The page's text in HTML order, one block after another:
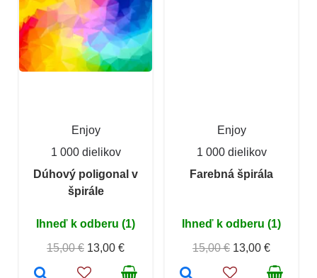
Enjoy
1 000 dielikov
Dúhový poligonal v
špirále
Ihneď k odberu (1)
15,00 € 13,00 €
Enjoy
1 000 dielikov
Farebná špirála
Ihneď k odberu (1)
15,00 € 13,00 €